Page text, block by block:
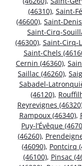
(46310), Saint-
(46600), Saint-
Saint-Cirq-
(46300), Saint-Cirq-
Saint-Chels
Cernin (46360),
Saillac (46260),
Sabadel-
(46120),
Reyrevignes
Rampoux (46340),
Puy-l’Évêque
(46260),
(46090), Pontcirq
(46100), Pinsac